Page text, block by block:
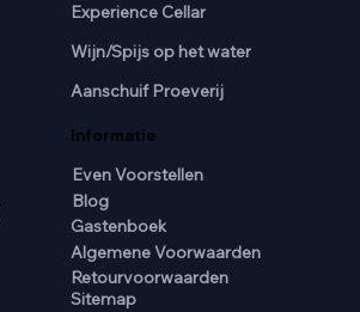
Experience Cellar
Wijn/Spijs op het water
Aanschuif Proeverij
Informatie
Even Voorstellen
Blog
Gastenboek
Algemene Voorwaarden
Retourvoorwaarden
Sitemap